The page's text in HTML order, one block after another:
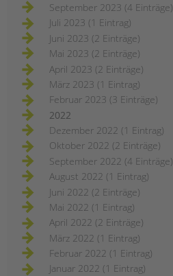
September 2023 (4 Einträge)
Juli 2023 (1 Eintrag)
Juni 2023 (2 Einträge)
Mai 2023 (2 Einträge)
April 2023 (2 Einträge)
März 2023 (1 Eintrag)
Februar 2023 (3 Einträge)
2022
Dezember 2022 (1 Eintrag)
Oktober 2022 (2 Einträge)
September 2022 (4 Einträge)
August 2022 (1 Eintrag)
Juni 2022 (2 Einträge)
Mai 2022 (1 Eintrag)
April 2022 (2 Einträge)
März 2022 (1 Eintrag)
Februar 2022 (1 Eintrag)
Januar 2022 (1 Eintrag)